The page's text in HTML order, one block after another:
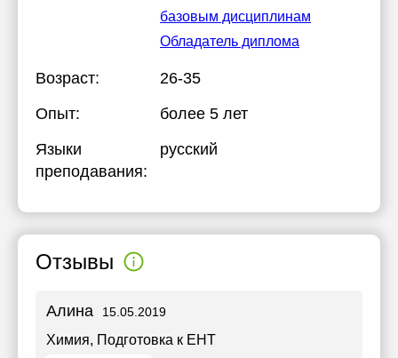
базовым дисциплинам
Обладатель диплома
Возраст:
26-35
Опыт:
более 5 лет
Языки
преподавания:
русский
Отзывы
Алина 15.05.2019
Химия, Подготовка к ЕНТ